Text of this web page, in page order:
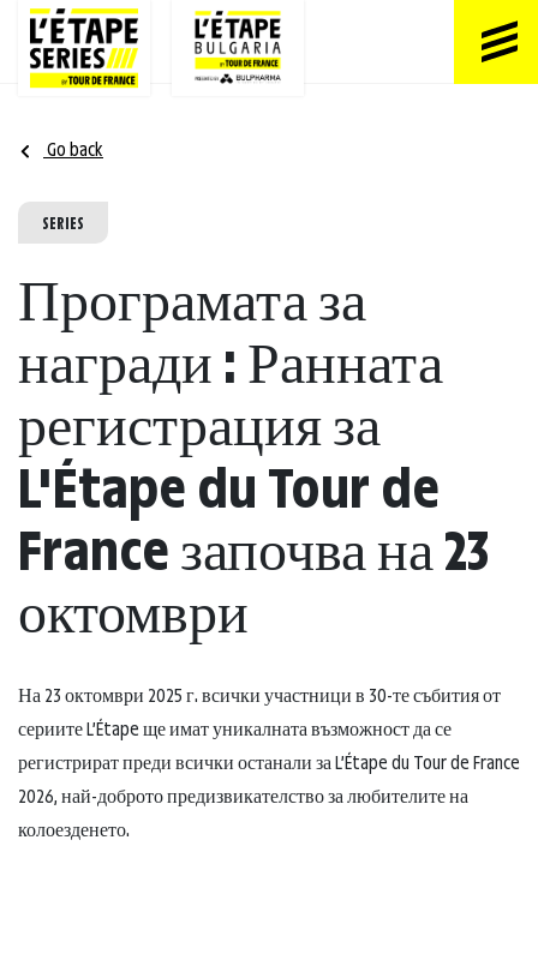
Go back
SERIES
Програмата за
награди : Ранната
регистрация за
L'Étape du Tour de
France започва на 23
октомври
На 23 октомври 2025 г. всички участници в 30-те събития от
сериите L’Étape ще имат уникалната възможност да се
регистрират преди всички останали за L’Étape du Tour de France
2026, най-доброто предизвикателство за любителите на
колоезденето.